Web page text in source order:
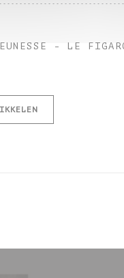
- LE
((ÅPNER I ET